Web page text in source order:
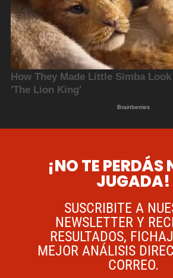
¡NO TE PERDÁS
JUGADA!
SUSCRIBITE A
NEWSLETTER Y
RESULTADOS,
MEJOR ANÁLISIS
CORREO.